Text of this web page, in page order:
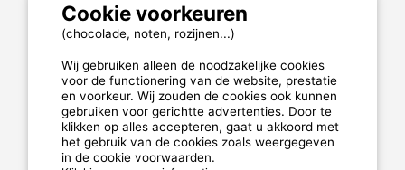
MyCamping.com garantie
Beschikbare en toegewijde hotline
De beste campings
Echte klantenbeoordelingen
De beste tarieven
Cookie voorkeuren
(chocolade, noten, rozijnen...)
Wij gebruiken alleen de noodzakelijke cookies
voor de functionering van de website, prestatie
en voorkeur. Wij zouden de cookies ook kunnen
gebruiken voor gerichtte advertenties. Door te
klikken op alles accepteren, gaat u akkoord met
het gebruik van de cookies zoals weergegeven
in de cookie voorwaarden.